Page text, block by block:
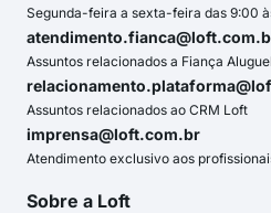
Segunda-feira a sexta-feira das 9:00
Assuntos relacionados a Fiança Aluguel
Assuntos relacionados ao CRM Loft
imprensa@loft.com.br
Atendimento exclusivo aos
Sobre a Loft